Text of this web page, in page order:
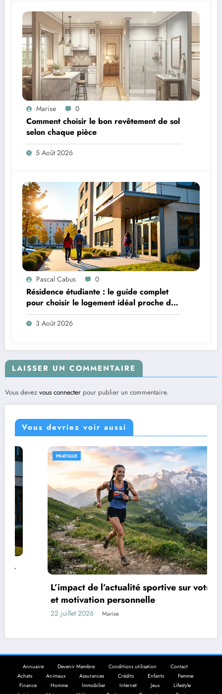
Marise 0
Comment choisir le bon revêtement de sol
selon chaque pièce
5 Août 2026
Pascal Cabus 0
Résidence étudiante : le guide complet
pour choisir le logement idéal proche de
son campus
3 Août 2026
LAISSER UN COMMENTAIRE
Vous devez vous connecter pour publier un commentaire.
Vous devriez voir aussi
L’impact de l’actualité sportive sur votre élan
et motivation personnelle
22 juillet 2026 Marise
Annuaire Devenir Membre Conditions utilisation
Contact
Achats
Animaux Assurances Crédits Enfants
Femme
Finance
Homme Immobilier Internet Jeux
Lifestyle